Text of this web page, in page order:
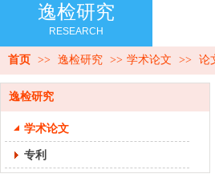
逸检研究
RESEARCH
首页 >> 逸检研究 >> 学术论文 >> 论
逸检研究
学术论文
专利